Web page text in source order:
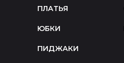
ПЛАТЬЯ
ЮБКИ
ПИДЖАКИ